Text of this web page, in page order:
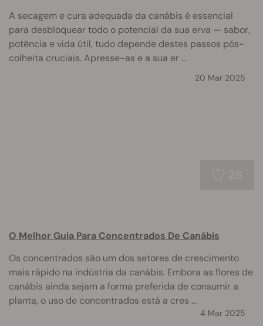
A secagem e cura adequada da canábis é essencial
para desbloquear todo o potencial da sua erva — sabor,
potência e vida útil, tudo depende destes passos pós-
colheita cruciais. Apresse-as e a sua er ...
20 Mar 2025
O Melhor Guia Para Concentrados De Canábis
Os concentrados são um dos setores de crescimento
mais rápido na indústria da canábis. Embora as flores de
canábis ainda sejam a forma preferida de consumir a
planta, o uso de concentrados está a cres ...
4 Mar 2025